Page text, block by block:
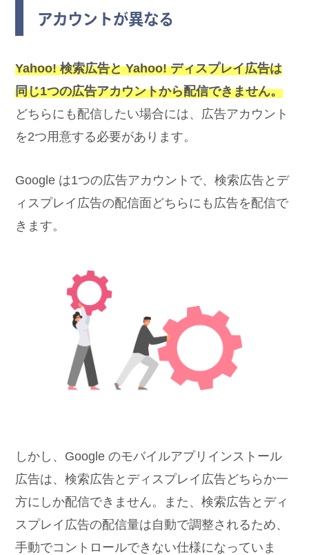
アカウントが異なる
Yahoo! 検索広告と Yahoo! ディスプレイ広告は
同じ1つの広告アカウントから配信できません。
どちらにも配信したい場合には、広告アカウント
を2つ用意する必要があります。
Google は1つの広告アカウントで、検索広告とデ
ィスプレイ広告の配信面どちらにも広告を配信で
きます。
しかし、Google のモバイルアプリインストール
広告は、検索広告とディスプレイ広告どちらか一
方にしか配信できません。また、検索広告とディ
スプレイ広告の配信量は自動で調整されるため、
手動でコントロールできない仕様になっていま